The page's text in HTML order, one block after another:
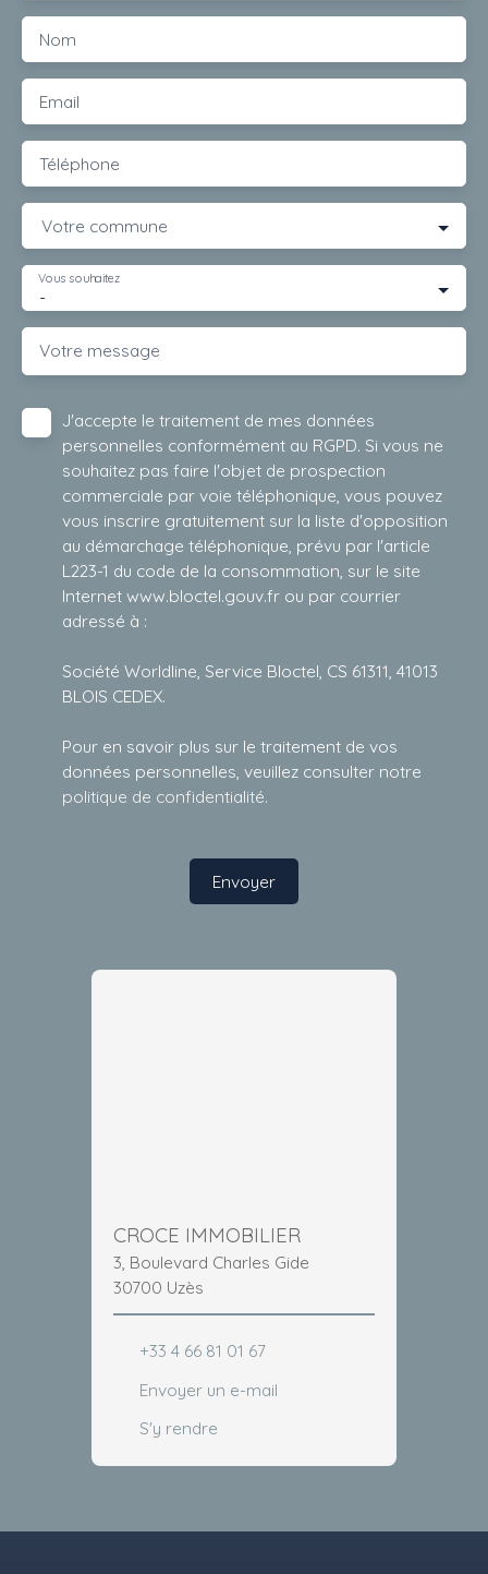
Nom
Email
Téléphone
Votre commune
-
Vous souhaitez
Votre message
J'accepte le traitement de mes données
personnelles conformément au RGPD. Si vous ne
souhaitez pas faire l'objet de prospection
commerciale par voie téléphonique, vous pouvez
vous inscrire gratuitement sur la liste d'opposition
au démarchage téléphonique, prévu par l'article
L223-1 du code de la consommation, sur le site
Internet www.bloctel.gouv.fr ou par courrier
adressé à :
Société Worldline, Service Bloctel, CS 61311, 41013
BLOIS CEDEX.
Pour en savoir plus sur le traitement de vos
données personnelles, veuillez consulter notre
politique de confidentialité.
Envoyer
CROCE IMMOBILIER
3, Boulevard Charles Gide
30700 Uzès
+33 4 66 81 01 67
Envoyer un e-mail
S'y rendre